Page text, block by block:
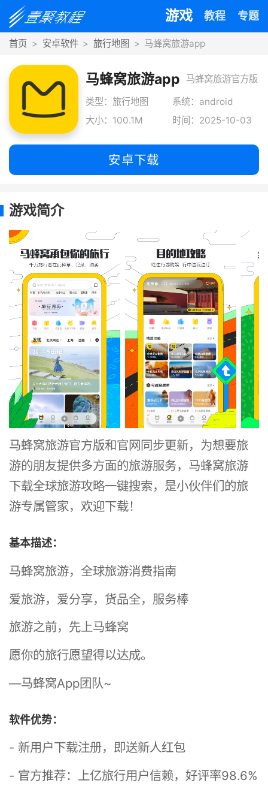
游戏 教程 专题
首页 安卓软件 旅行地图 马蜂窝旅游app
马蜂窝旅游app
马蜂窝旅游官方版
和官网同步更新，
为想要旅游的朋友
提
类型：旅行地图
系统：android
大小：100.1M
时间：2025-10-03
安卓下载
游戏简介
马蜂窝旅游官方版和官网同步更新，为想要旅
游的朋友提供多方面的旅游服务，马蜂窝旅游
下载全球旅游攻略一键搜索，是小伙伴们的旅
游专属管家，欢迎下载！
基本描述：
马蜂窝旅游，全球旅游消费指南
爱旅游，爱分享，货品全，服务棒
旅游之前，先上马蜂窝
愿你的旅行愿望得以达成。
—马蜂窝App团队~
软件优势：
- 新用户下载注册，即送新人红包
- 官方推荐：上亿旅行用户信赖，好评率98.6%